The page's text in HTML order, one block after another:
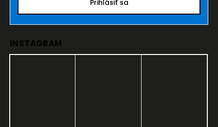
Prihlásiť sa
INSTAGRAM